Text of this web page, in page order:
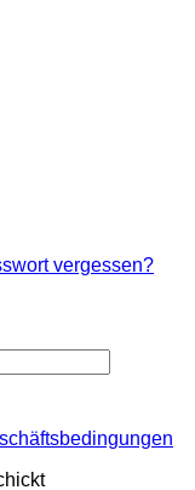
vergessen?